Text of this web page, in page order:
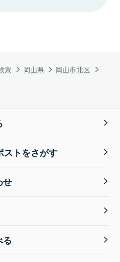
索 岡山県
岡山市北区
ストをさがす
せ
る